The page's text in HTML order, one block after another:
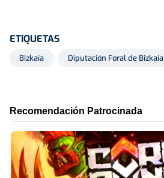
ETIQUETAS
Bizkaia Diputación Foral de Bizkaia